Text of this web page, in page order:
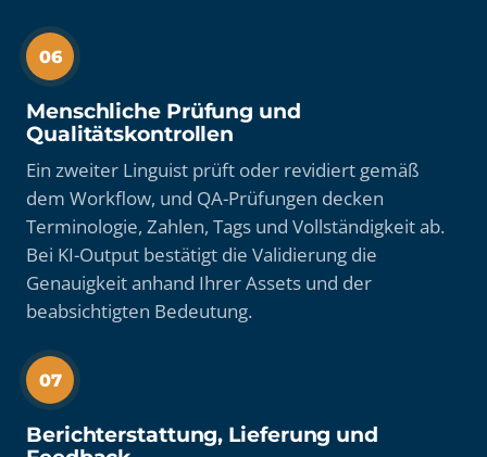
06
Menschliche Prüfung und
Qualitätskontrollen
Ein zweiter Linguist prüft oder revidiert gemäß
dem Workflow, und QA-Prüfungen decken
Terminologie, Zahlen, Tags und Vollständigkeit ab.
Bei KI-Output bestätigt die Validierung die
Genauigkeit anhand Ihrer Assets und der
beabsichtigten Bedeutung.
07
Berichterstattung, Lieferung und